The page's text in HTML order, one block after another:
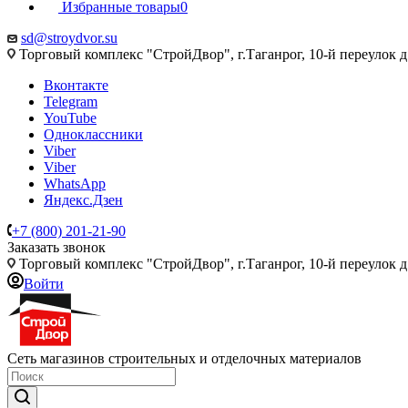
Избранные товары0
sd@stroydvor.su
Торговый комплекс "СтройДвор", г.Таганрог, 10-й переулок
Вконтакте
Telegram
YouTube
Одноклассники
Viber
Viber
WhatsApp
Яндекс.Дзен
+7 (800) 201-21-90
Заказать звонок
Торговый комплекс "СтройДвор", г.Таганрог, 10-й переулок
Войти
Сеть магазинов строительных и отделочных материалов